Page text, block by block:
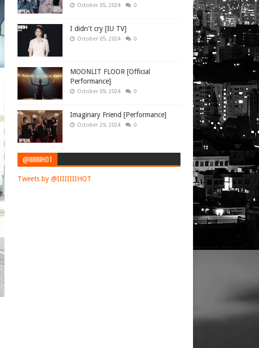
October 05, 2024 0
I didn't cry [IU TV]
October 05, 2024 0
MOONLIT FLOOR [Official
Performance]
October 09, 2024 0
Imaginary Friend [Performance]
October 29, 2024 0
@IIIIIIIIHOT
Tweets by @IIIIIIIIHOT